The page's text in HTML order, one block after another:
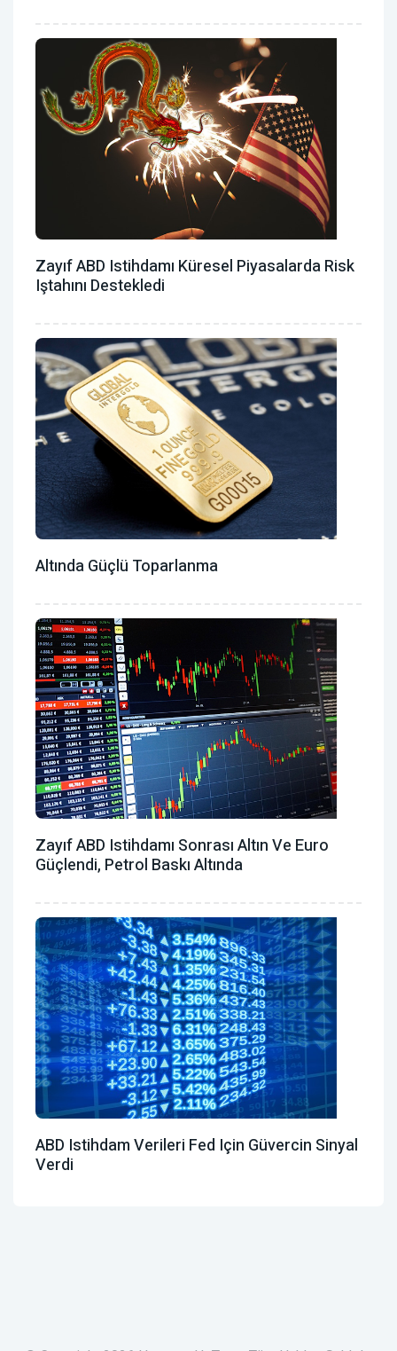
Zayıf ABD Istihdamı Küresel Piyasalarda Risk
Iştahını Destekledi
Altında Güçlü Toparlanma
Zayıf ABD Istihdamı Sonrası Altın Ve Euro
Güçlendi, Petrol Baskı Altında
ABD Istihdam Verileri Fed Için Güvercin Sinyal
Verdi